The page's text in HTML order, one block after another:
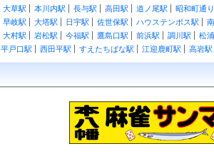
大草駅
本川内駅 長与駅 高田駅 道ノ尾駅 昭和町通
早岐駅
大塔駅 日宇駅 佐世保駅 ハウステンボス駅
大村駅
岩松駅 今福駅 鷹島口駅 前浜駅 調川駅 松
平戸口駅
西田平駅 すえたちばな駅 江迎鹿町駅 高岩駅
小浦駅
真申駅 棚方駅 相浦駅 大学駅 上相浦駅 本
小野本
駅
吾妻駅 古部駅 大正駅 西郷駅 神代町駅 多比良町
島原外港駅 秩父が浦駅 安徳駅 瀬野深江駅
常光寺前駅 浦田観音駅 原城駅 有馬吉
若葉町駅 長崎大学前駅 岩屋橋駅 浦
八千代町駅 五島町駅 大波止駅 出島駅